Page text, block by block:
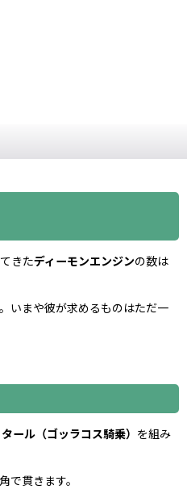
きたディーモンエンジンの数は
いまや彼が求めるものはただ一
ール（ゴッラコス騎乗） を組み
貫きます。